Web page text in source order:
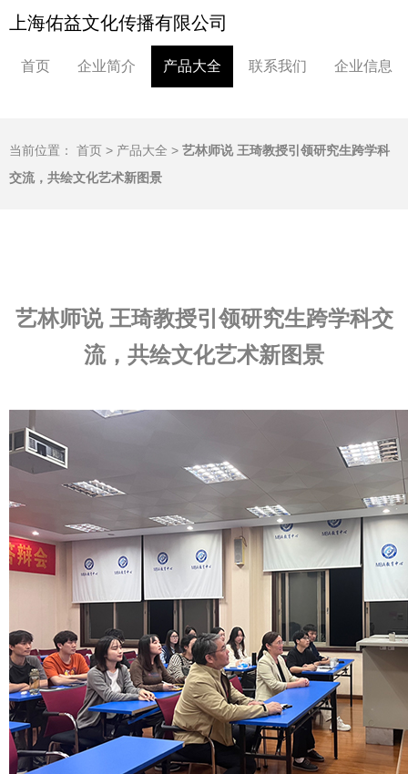
上海佑益文化传播有限公司
首页 企业简介 产品大全 联系我们 企业信息
当前位置： 首页 > 产品大全 > 艺林师说 王琦教授引领研究生跨学科
交流，共绘文化艺术新图景
艺林师说 王琦教授引领研究生跨学科交
流，共绘文化艺术新图景